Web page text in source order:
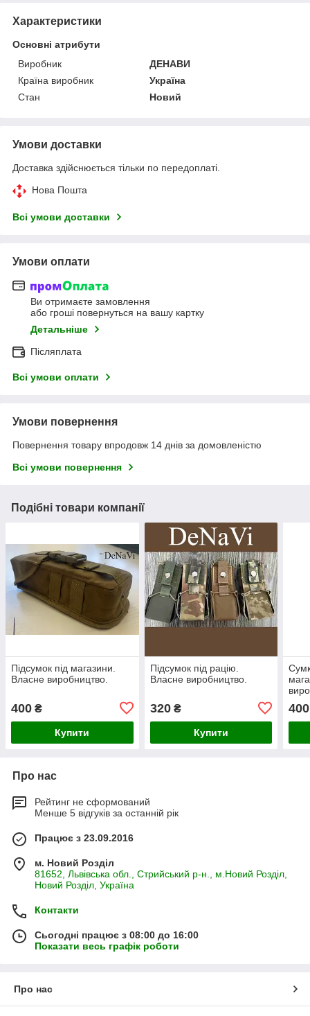
Характеристики
Основні атрибути
Виробник
ДЕНАВИ
Країна виробник
Україна
Стан
Новий
Умови доставки
Доставка здійснюється тільки по передоплаті.
Нова Пошта
Всі умови доставки
Умови оплати
Ви отримаєте замовлення
або гроші повернуться на вашу картку
Детальніше
Післяплата
Всі умови оплати
Умови повернення
Повернення товару впродовж 14 днів за домовленістю
Всі умови повернення
Подібні товари компанії
Підсумок під магазини.
Власне виробництво.
400 ₴
Купити
Підсумок під рацію.
Власне виробництво.
320₴
Купити
400
Про нас
Рейтинг не сформований
Менше 5 відгуків за останній рік
Працює з 23.09.2016
м. Новий Розділ
81652, Львівська обл., Стрийський р-н., м.Новий Розділ,
Новий Розділ, Україна
Контакти
Сьогодні працює з 08:00 до 16:00
Показати весь графік роботи
Про нас